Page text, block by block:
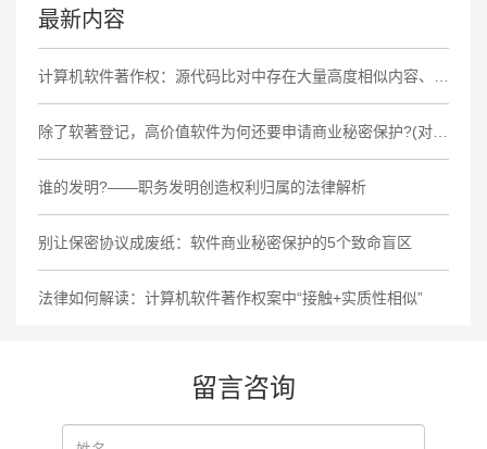
最新内容
谁的发明?——职务发明创造权利归属的法律解析
别让保密协议成废纸：软件商业秘密保护的5个致命盲区
法律如何解读：计算机软件著作权案中“接触+实质性相似”
留言咨询